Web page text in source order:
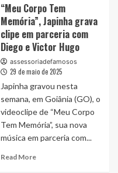
“Meu Corpo Tem
Memória”, Japinha grava
clipe em parceria com
Diego e Victor Hugo
assessoriadefamosos
29 de maio de 2025
Japinha gravou nesta
semana, em Goiânia (GO), o
videoclipe de “Meu Corpo
Tem Memória”, sua nova
música em parceria com...
Read MoreRead